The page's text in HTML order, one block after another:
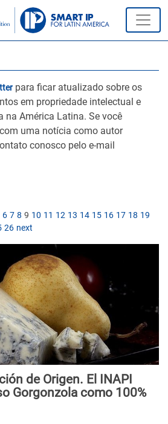
para ficar atualizado sobre os
em propriedade intelectual e
na América Latina. Se você
uma notícia como autor
conosco pelo e-mail
6 7 8 9 10 11 12 13 14 15 16 17 18 19
26 next
de Origen. El INAPI
Gorgonzola como 100%